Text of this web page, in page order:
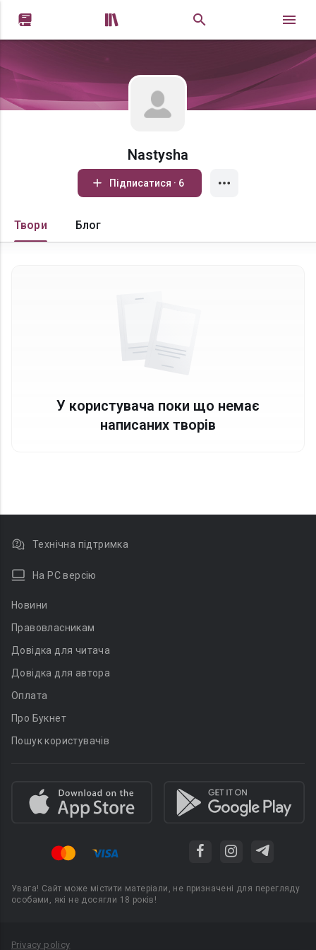
 
Nastysha
Підписатися · 6
Твори Блог
У користувача поки що немає
написаних творів
Технічна підтримка
На PC версію
Новини
Правовласникам
Довідка для читача
Довідка для автора
Оплата
Про Букнет
Пошук користувачів
Увага! Сайт може містити матеріали, не призначені для перегляду
особами, які не досягли 18 років!
Privacy policy